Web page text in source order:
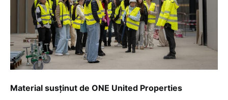
Material susținut de ONE United Properties